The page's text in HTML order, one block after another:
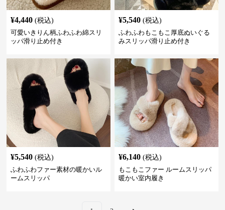
¥4,440 (税込)
可愛いきりん柄ふわふわ綿スリ
ッパ滑り止め付き
¥5,540 (税込)
ふわふわもこもこ厚底ぬいぐる
みスリッパ滑り止め付き
¥5,540 (税込)
ふわふわファー素材の暖かいル
ームスリッパ
¥6,140 (税込)
もこもこファー ルームスリッパ
暖かい室内履き